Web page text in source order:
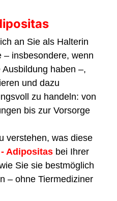
an Sie als Halterin
– insbesondere, wenn
haben –,
und dazu
zu handeln: von
bis zur Vorsorge
verstehen, was diese
Adipositas bei Ihrer
Sie sie bestmöglich
– ohne Tiermediziner